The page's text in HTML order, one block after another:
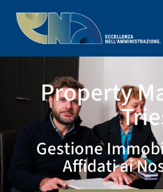
Property
Gestione
Affidati ai